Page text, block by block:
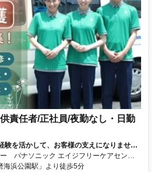
責任者/正社員/夜勤なし・日勤
験を活かして、お客様の支えになりません
グレード制度で目標が明確に！入社時やグ
キャリアアップを応援します。
パナソニック エイジフリーケアセンタ
海浜公園駅」より徒歩5分